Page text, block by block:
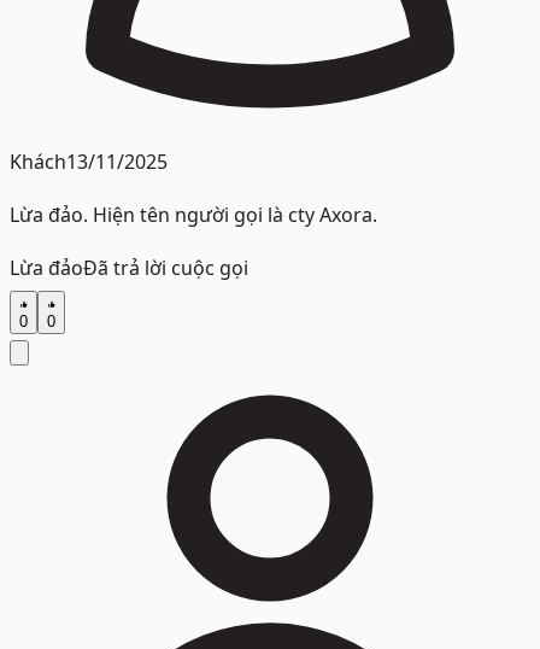
Khách13/11/2025
Lừa đảo. Hiện tên người gọi là cty Axora.
Lừa đảoĐã trả lời cuộc gọi
0 0